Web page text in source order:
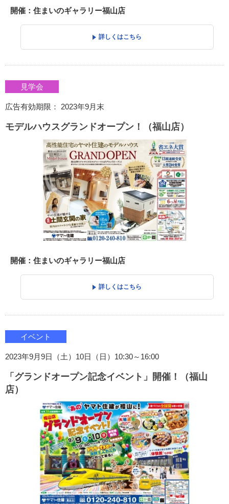
開催：住まいのギャラリー福山店
詳しくはこちら
見学会
広告有効期限： 2023年9月末
モデルハウスグランドオープン！（福山店）
開催：住まいのギャラリー福山店
詳しくはこちら
イベント
2023年9月9日（土）10日（日）10:30～16:00
「グランドオープン記念イベント」開催！（福山
店）